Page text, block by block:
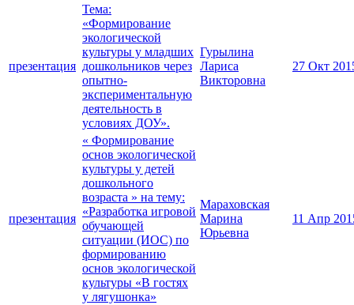
презентация
Тема:
«Формирование
экологической
культуры у младших
дошкольников через
опытно-
экспериментальную
деятельность в
условиях ДОУ».
Гурылина
Лариса
Викторовна
27 Окт
презентация
« Формирование
основ экологической
культуры у детей
дошкольного
возраста » на тему:
«Разработка игровой
обучающей
ситуации (ИОС) по
формированию
основ экологической
культуры «В гостях
у лягушонка»
Мараховская
Марина
Юрьевна
11 Апр